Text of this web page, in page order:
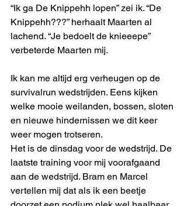
“Ik ga De Knippehh lopen” zei ik. “De
Knippehh???” herhaalt Maarten al
lachend. “Je bedoelt de knieeepe”
verbeterde Maarten mij.
Ik kan me altijd erg verheugen op de
survivalrun wedstrijden. Eens kijken
welke mooie weilanden, bossen, sloten
en nieuwe hindernissen we dit keer
weer mogen trotseren.
Het is de dinsdag voor de wedstrijd. De
laatste training voor mij voorafgaand
aan de wedstrijd. Bram en Marcel
vertellen mij dat als ik een beetje